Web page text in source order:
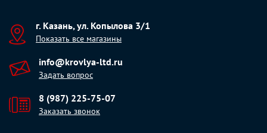
г. Казань, ул. Копылова 3/1
Показать все магазины
info@krovlya-ltd.ru
Задать вопрос
8 (987) 225-75-07
Заказать звонок